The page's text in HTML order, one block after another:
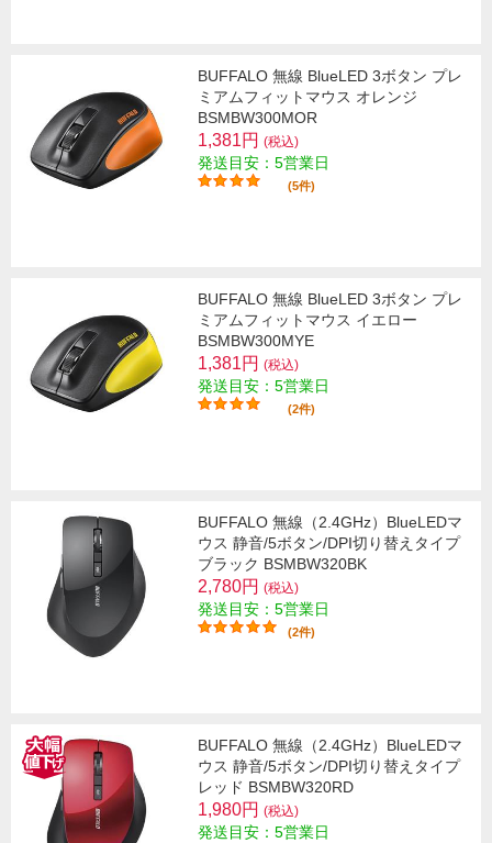
BUFFALO 無線 BlueLED 3ボタン プレ
ミアムフィットマウス オレンジ
BSMBW300MOR
1,381円 (税込)
発送目安：5営業日
(5件)
BUFFALO 無線 BlueLED 3ボタン プレ
ミアムフィットマウス イエロー
BSMBW300MYE
1,381円 (税込)
発送目安：5営業日
(2件)
BUFFALO 無線（2.4GHz）BlueLEDマ
ウス 静音/5ボタン/DPI切り替えタイプ
ブラック BSMBW320BK
2,780円 (税込)
発送目安：5営業日
(2件)
BUFFALO 無線（2.4GHz）BlueLEDマ
ウス 静音/5ボタン/DPI切り替えタイプ
レッド BSMBW320RD
1,980円 (税込)
発送目安：5営業日